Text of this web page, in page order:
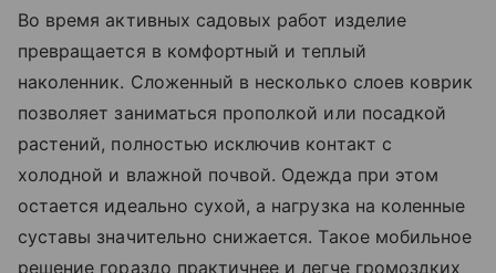
Во время активных садовых работ изделие
превращается в комфортный и теплый
наколенник. Сложенный в несколько слоев коврик
позволяет заниматься прополкой или посадкой
растений, полностью исключив контакт с
холодной и влажной почвой. Одежда при этом
остается идеально сухой, а нагрузка на коленные
суставы значительно снижается. Такое мобильное
решение гораздо практичнее и легче громоздких